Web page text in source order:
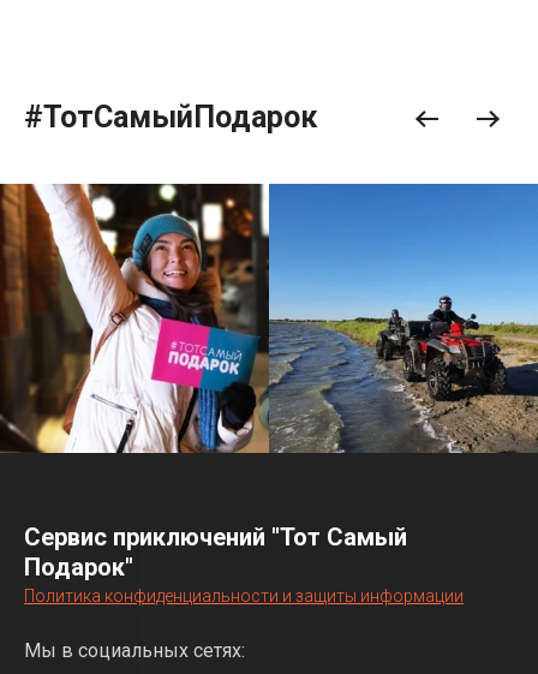
#ТотСамыйПодарок
Сервис приключений "Тот Самый
Подарок"
Политика конфиденциальности и защиты информации
Мы в социальных сетях: